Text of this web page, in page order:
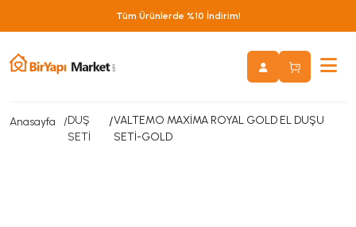
Tüm Ürünlerde %10 İndirim!
Anasayfa
DUŞ
SETİ
/VALTEMO MAXİMA ROYAL GOLD EL DUŞU
SETİ-GOLD